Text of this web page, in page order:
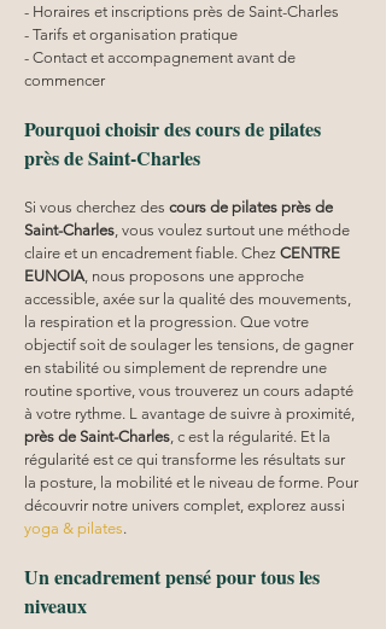
- Horaires et inscriptions près de Saint-Charles
- Tarifs et organisation pratique
- Contact et accompagnement avant de
commencer
Pourquoi choisir des cours de pilates
près de Saint-Charles
Si vous cherchez des cours de pilates près de
Saint-Charles , vous voulez surtout une méthode
claire et un encadrement fiable. Chez CENTRE
EUNOIA , nous proposons une approche
accessible, axée sur la qualité des mouvements,
la respiration et la progression. Que votre
objectif soit de soulager les tensions, de gagner
en stabilité ou simplement de reprendre une
routine sportive, vous trouverez un cours adapté
à votre rythme. L avantage de suivre à proximité,
près de Saint-Charles , c est la régularité. Et la
régularité est ce qui transforme les résultats sur
la posture, la mobilité et le niveau de forme. Pour
découvrir notre univers complet, explorez aussi
yoga & pilates.
Un encadrement pensé pour tous les
niveaux